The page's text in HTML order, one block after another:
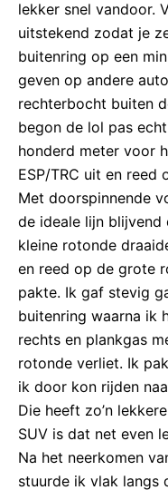
lekker snel vandoor.
uitstekend zodat je
buitenring op een
geven op andere
rechterbocht buiten
begon de lol pas
honderd meter voor
ESP/TRC uit en reed
Met doorspinnende
de ideale lijn
kleine rotonde
en reed op de grote
pakte. Ik gaf stevig
buitenring waarna ik
rechts en plankgas
rotonde verliet. Ik
ik door kon rijden
Die heeft zo’n
SUV is dat net even
Na het neerkomen
stuurde ik vlak langs